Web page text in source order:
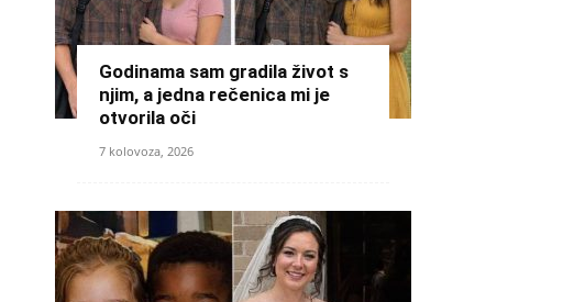
Godinama sam gradila život s
njim, a jedna rečenica mi je
otvorila oči
7 kolovoza, 2026